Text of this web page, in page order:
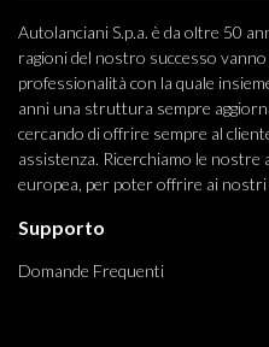
Autolanciani S.p.a. è da oltre 50
ragioni del nostro successo
professionalità con la quale
anni una struttura sempre
cercando di offrire sempre al
assistenza. Ricerchiamo le
europea, per poter offrire ai
Supporto
Domande Frequenti